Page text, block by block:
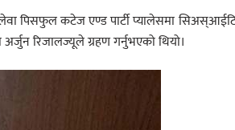
पिसफुल कटेज एण्ड पार्टी प्यालेसमा
रिजालज्यूले ग्रहण गर्नुभएको थियो।